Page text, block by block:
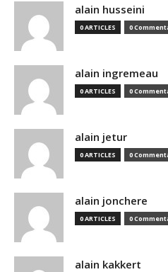
alain husseini
0 ARTICLES 0
alain ingremeau
0 ARTICLES 0
alain jetur
0 ARTICLES 0
alain jonchere
0 ARTICLES 0
alain kakkert